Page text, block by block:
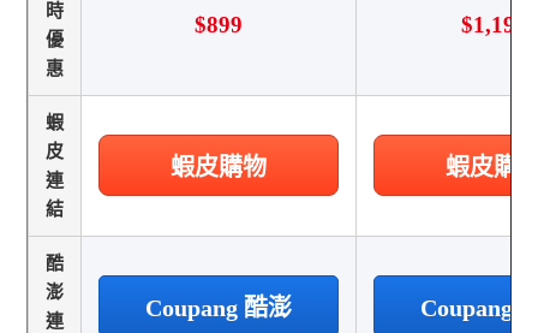
時
優
惠
$899 $1,198
蝦
皮
連
結
蝦皮購物 蝦皮購
酷
澎
連
Coupang 酷澎 Coupang